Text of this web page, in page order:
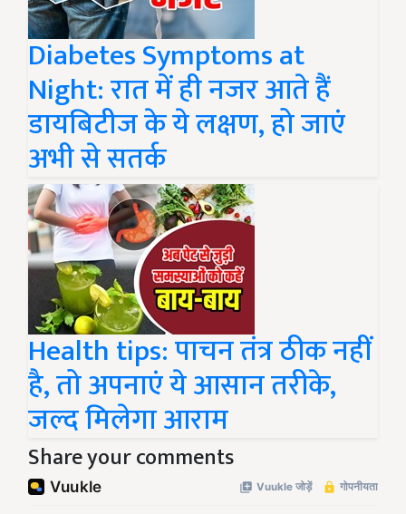
Diabetes Symptoms at
Night: रात में ही नजर आते हैं
डायबिटीज के ये लक्षण, हो जाएं
अभी से सतर्क
Health tips: पाचन तंत्र ठीक नहीं
है, तो अपनाएं ये आसान तरीके,
जल्द मिलेगा आराम
Share your comments